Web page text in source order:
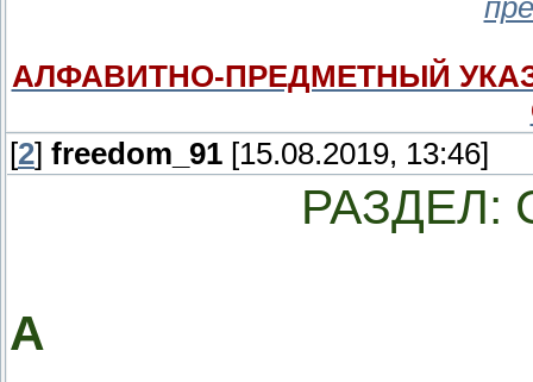
АЛФАВИТНО-ПРЕДМЕТНЫЙ
[2] freedom_91 [15.08.2019, 13:46]
РАЗДЕЛ:
А